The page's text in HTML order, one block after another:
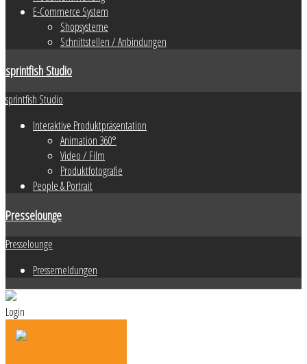
E-Commerce System
Shopsysteme
Schnittstellen / Anbindungen
sprintfish Studio
sprintfish Studio
Interaktive Produktpräsentation
Animation 360°
Video / Film
Produktfotografie
People & Portrait
Presselounge
Presselounge
Pressemeldungen
Login